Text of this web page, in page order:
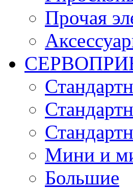
Прочая
Мини и
Большие